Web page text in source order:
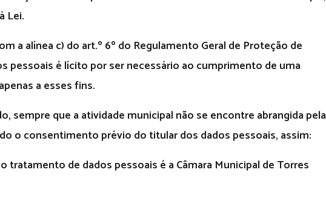
Lei.
a alínea c) do art.º 6º do Regulamento Geral de Proteção de
pessoais é lícito por ser necessário ao cumprimento de uma
a esses fins.
sempre que a atividade municipal não se encontre abrangida pela
o consentimento prévio do titular dos dados pessoais, assim:
tratamento de dados pessoais é aCâmara Municipal de Torres